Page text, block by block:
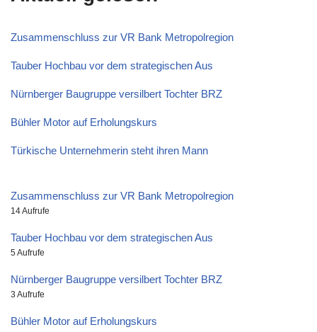
Zusammenschluss zur VR Bank Metropolregion
Tauber Hochbau vor dem strategischen Aus
Nürnberger Baugruppe versilbert Tochter BRZ
Bühler Motor auf Erholungskurs
Türkische Unternehmerin steht ihren Mann
Zusammenschluss zur VR Bank Metropolregion
14 Aufrufe
Tauber Hochbau vor dem strategischen Aus
5 Aufrufe
Nürnberger Baugruppe versilbert Tochter BRZ
3 Aufrufe
Bühler Motor auf Erholungskurs